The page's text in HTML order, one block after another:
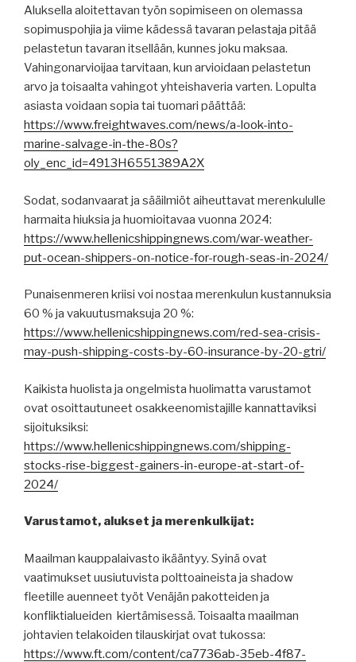
Aluksella aloitettavan työn sopimiseen on olemassa
sopimuspohjia ja viime kädessä tavaran pelastaja pitää
pelastetun tavaran itsellään, kunnes joku maksaa.
Vahingonarvioijaa tarvitaan, kun arvioidaan pelastetun
arvo ja toisaalta vahingot yhteishaveria varten. Lopulta
asiasta voidaan sopia tai tuomari päättää:
https://www.freightwaves.com/news/a-look-into-
marine-salvage-in-the-80s?
oly_enc_id=4913H6551389A2X
Sodat, sodanvaarat ja sääilmiöt aiheuttavat merenkululle
harmaita hiuksia ja huomioitavaa vuonna 2024:
https://www.hellenicshippingnews.com/war-weather-
put-ocean-shippers-on-notice-for-rough-seas-in-2024/
Punaisenmeren kriisi voi nostaa merenkulun kustannuksia
60 % ja vakuutusmaksuja 20 %:
https://www.hellenicshippingnews.com/red-sea-crisis-
may-push-shipping-costs-by-60-insurance-by-20-gtri/
Kaikista huolista ja ongelmista huolimatta varustamot
ovat osoittautuneet osakkeenomistajille kannattaviksi
sijoituksiksi:
https://www.hellenicshippingnews.com/shipping-
stocks-rise-biggest-gainers-in-europe-at-start-of-
2024/
Varustamot, alukset ja merenkulkijat:
Maailman kauppalaivasto ikääntyy. Syinä ovat
vaatimukset uusiutuvista polttoaineista ja shadow
fleetille auenneet työt Venäjän pakotteiden ja
konfliktialueiden kiertämisessä. Toisaalta maailman
johtavien telakoiden tilauskirjat ovat tukossa:
https://www.ft.com/content/ca7736ab-35eb-4f87-